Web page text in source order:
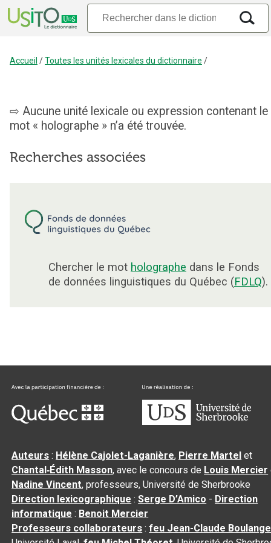
Accueil /Toutes les unités lexicales du dictionnaire /
Aucune unité lexicale ou expression contenant le
mot « holographe » n’a été trouvée.
Recherches associées
Chercher le mot holographe dans le Fonds
de données linguistiques du Québec (FDLQ).
Auteurs : Hélène Cajolet-Laganière, Pierre Martel et
Chantal‑Édith Masson, avec le concours de Louis Mercier
Nadine Vincent, professeurs, Université de Sherbrooke
Direction lexicographique :Serge D’Amico - Direction
informatique : Benoit Mercier
Professeurs collaborateurs :feu Jean-Claude